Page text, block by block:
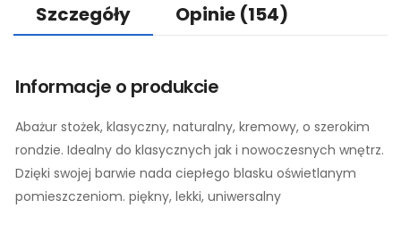
Szczegóły Opinie (154)
Informacje o produkcie
Abażur stożek, klasyczny, naturalny, kremowy, o szerokim
rondzie. Idealny do klasycznych jak i nowoczesnych wnętrz.
Dzięki swojej barwie nada ciepłego blasku oświetlanym
pomieszczeniom. piękny, lekki, uniwersalny